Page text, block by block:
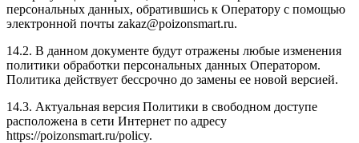
персональных данных, обратившись к Оператору с помощью
электронной почты zakaz@poizonsmart.ru.
14.2. В данном документе будут отражены любые изменения
политики обработки персональных данных Оператором.
Политика действует бессрочно до замены ее новой версией.
14.3. Актуальная версия Политики в свободном доступе
расположена в сети Интернет по адресу
https://poizonsmart.ru/policy.